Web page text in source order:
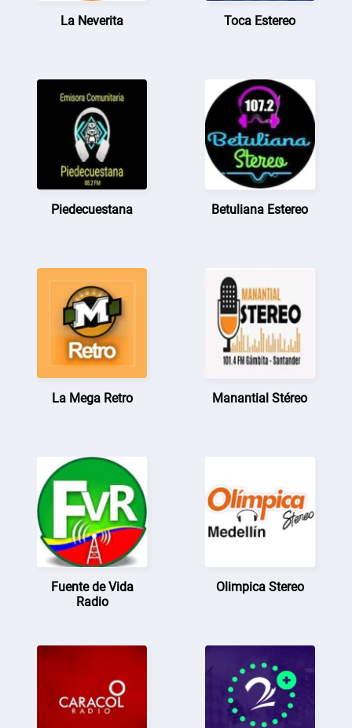
La Neverita Toca Estereo
Piedecuestana Betuliana Estereo
La Mega Retro Manantial Stéreo
Fuente de Vida
Radio
Olimpica Stereo